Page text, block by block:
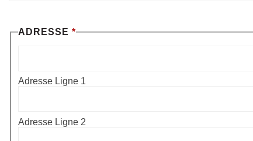
ADRESSE *
Adresse Ligne 1
Adresse Ligne 2